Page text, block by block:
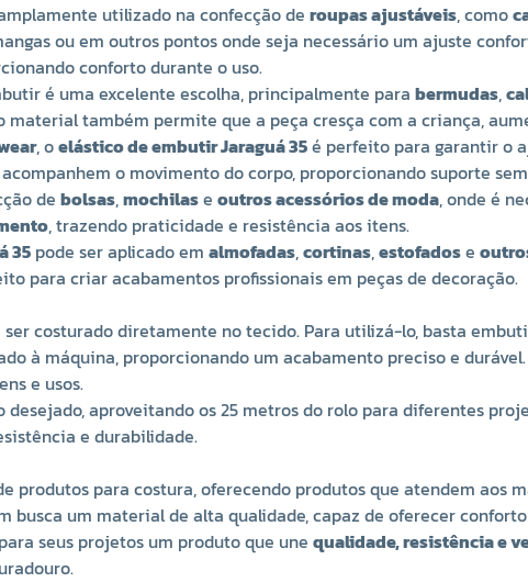
utilizado na confecção de roupas ajustáveis, como
ou em outros pontos onde seja necessário um ajuste
conforto durante o uso.
é uma excelente escolha, principalmente para bermudas,
também permite que a peça cresça com a criança,
, oelástico de embutir Jaraguá 35é perfeito para garantir o
o movimento do corpo, proporcionando suporte
de bolsas,mochilase outros acessórios de moda, onde é
, trazendo praticidade e resistência aos itens.
35 pode ser aplicado em almofadas,cortinas,estofadose
para criar acabamentos profissionais em peças de decoração.
costurado diretamente no tecido. Para utilizá-lo, basta
à máquina, proporcionando um acabamento preciso e
e usos.
aproveitando os 25 metros do rolo para diferentes
e durabilidade.
produtos para costura, oferecendo produtos que atendem aos
busca um material de alta qualidade, capaz de oferecer
seus projetos um produto que une qualidade, resistência e